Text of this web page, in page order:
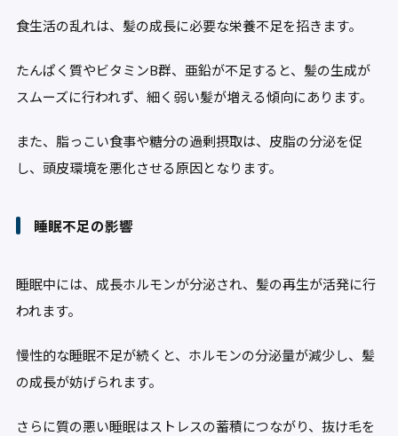
食生活の乱れは、髪の成長に必要な栄養不足を招きます。
たんぱく質やビタミンB群、亜鉛が不足すると、髪の生成が
スムーズに行われず、細く弱い髪が増える傾向にあります。
また、脂っこい食事や糖分の過剰摂取は、皮脂の分泌を促
し、頭皮環境を悪化させる原因となります。
睡眠不足の影響
睡眠中には、成長ホルモンが分泌され、髪の再生が活発に行
われます。
慢性的な睡眠不足が続くと、ホルモンの分泌量が減少し、髪
の成長が妨げられます。
さらに質の悪い睡眠はストレスの蓄積につながり、抜け毛を